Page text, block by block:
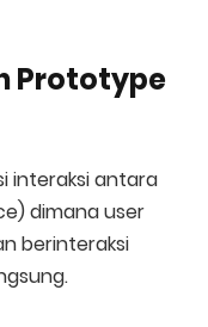
Prototype
interaksi antara
dimana user
berinteraksi